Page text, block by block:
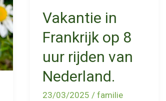
Vakantie in
Frankrijk op 8
uur rijden van
Nederland.
23/03/2025/familie